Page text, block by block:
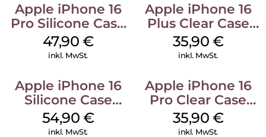
Apple iPhone 16
Pro Silicone Case
MagSafe Denim
47,90 €
inkl. MwSt.
Apple iPhone 16
Plus Clear Case
MagSafe
Transparent
35,90 €
inkl. MwSt.
Apple iPhone 16
Silicone Case
MagSafe Black
54,90 €
inkl. MwSt.
Apple iPhone 16
Pro Clear Case
MagSafe
Transparent
35,90 €
inkl. MwSt.